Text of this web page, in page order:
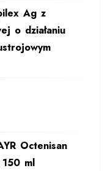
Ag z
o działaniu
Octenisan
ml